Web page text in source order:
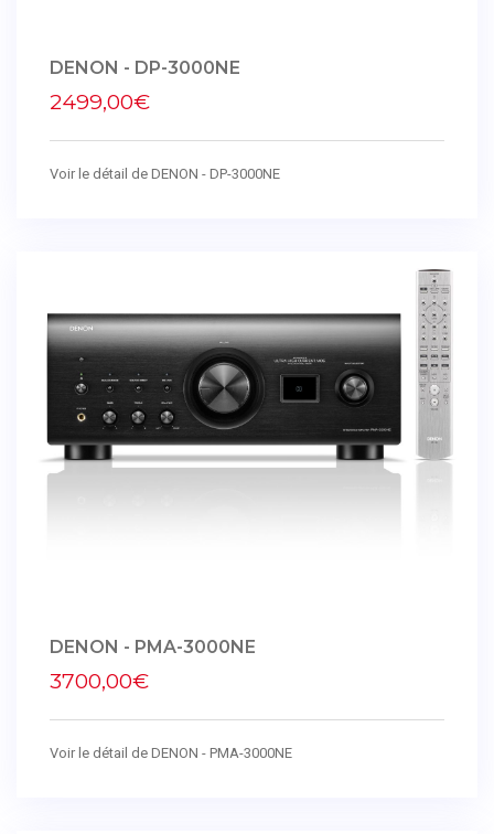
DENON - DP-3000NE
2499,00€
Voir le détail de DENON - DP-3000NE
DENON - PMA-3000NE
3700,00€
Voir le détail de DENON - PMA-3000NE